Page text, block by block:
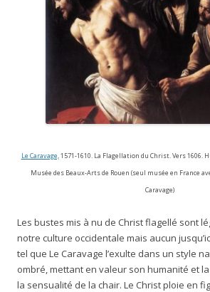
Le Caravage, 1571-1610. La Flagellation du Christ. Vers 1606.
Musée des Beaux-Arts de Rouen (seul musée en France
Caravage)
Les bustes mis à nu de Christ flagellé sont
notre culture occidentale mais aucun
tel que Le Caravage l’exulte dans un style
ombré, mettant en valeur son humanité et
la sensualité de la chair. Le Christ ploie en